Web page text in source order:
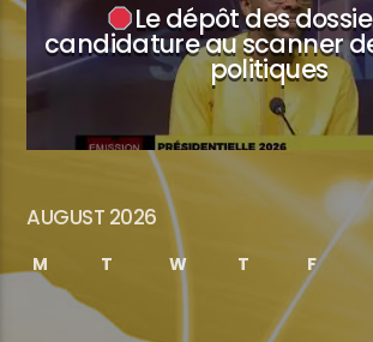
Le dépôt des
candidature au scanner
politiques
AUGUST 2026
M T W T F